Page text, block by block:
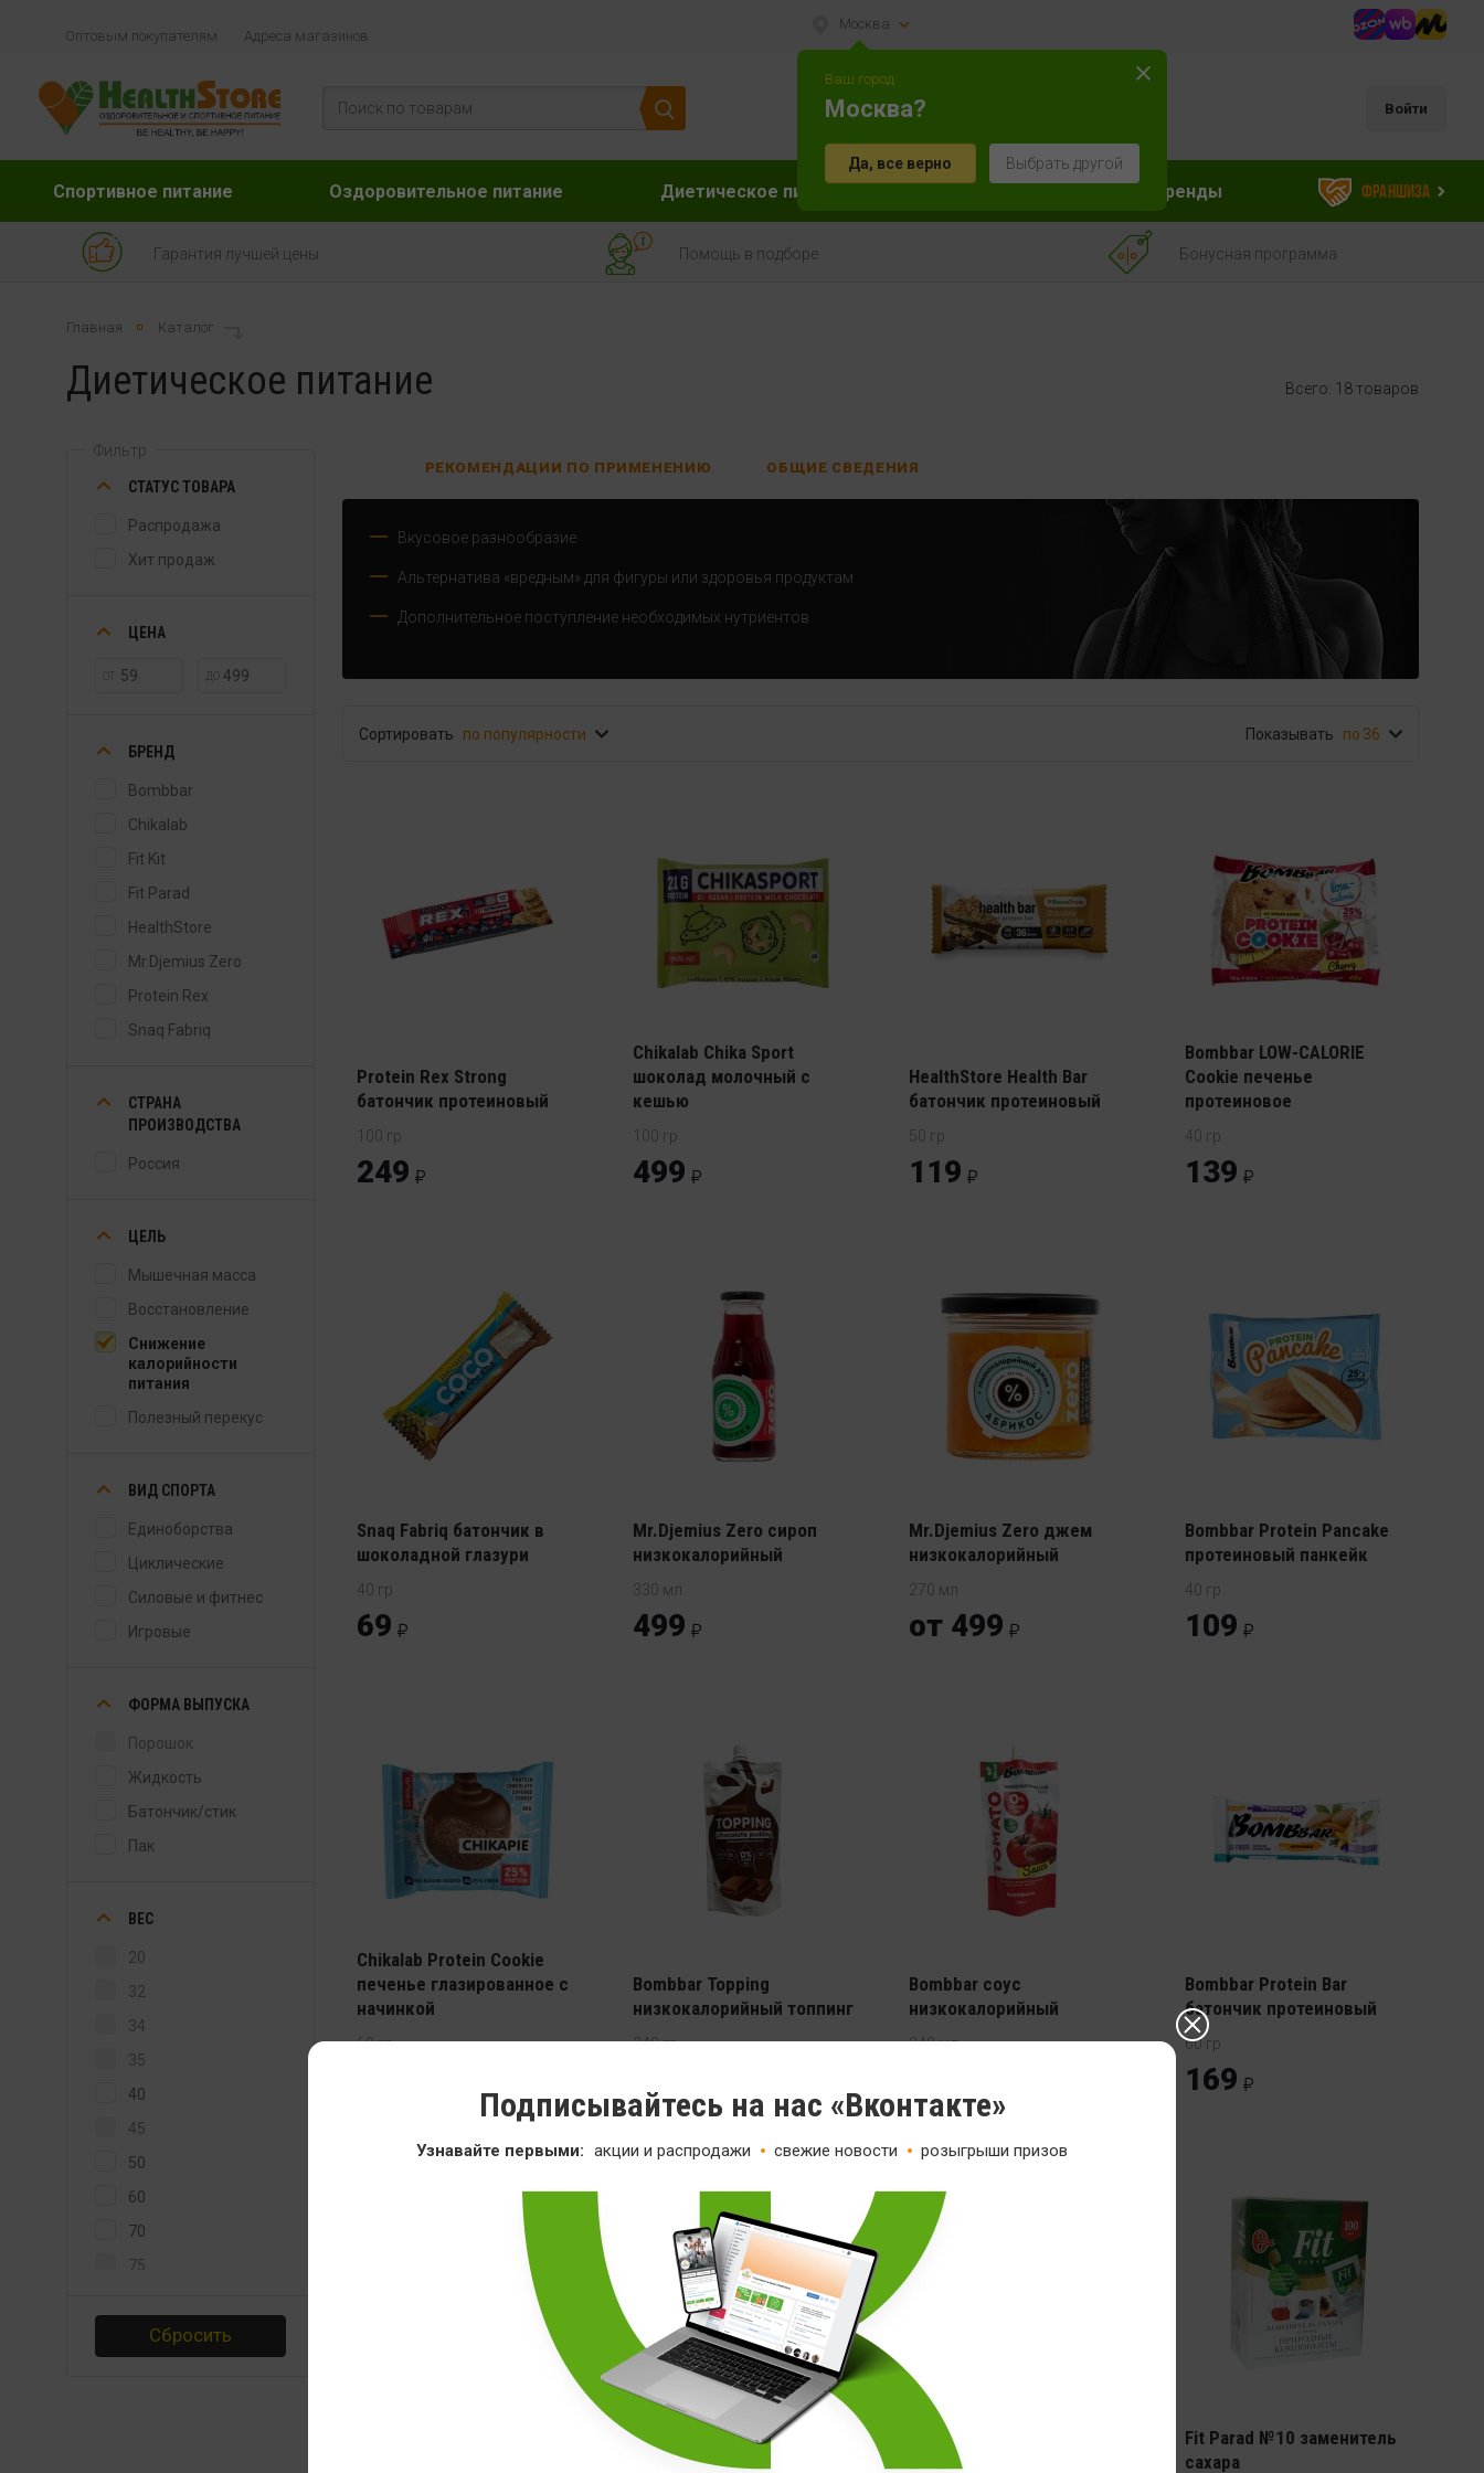
Оптовым покупателям Адреса магазинов
Москва
Войти
Спортивное питание Оздоровительное питание Диетическое питание Бренды Франшиза
Гарантия лучшей цены Помощь в подборе Бонусная программа
Главная Каталог
Диетическое питание Всего: 18 товаров
Фильтр
СТАТУС ТОВАРА
Распродажа
Хит продаж
ЦЕНА
ДО
БРЕНД
Bombbar
Chikalab
Fit Kit
Fit Parad
HealthStore
Mr.Djemius Zero
Protein Rex
Snaq Fabriq
СТРАНА
ПРОИЗВОДСТВА
Россия
ЦЕЛЬ
Мышечная масса
Восстановление
Снижение
калорийности
питания
Полезный перекус
ВИД СПОРТА
Единоборства
Циклические
Силовые и фитнес
Игровые
ФОРМА ВЫПУСКА
Порошок
Жидкость
Батончик/cтик
Пак
ВЕС
20
32
34
35
40
45
50
60
70
75
200Сбросить
РЕКОМЕНДАЦИИ ПО ПРИМЕНЕНИЮ ОБЩИЕ СВЕДЕНИЯ
Вкусовое разнообразие
Альтернатива «вредным» для фигуры или здоровья продуктам
Дополнительное поступление необходимых нутриентов
Сортировать по популярности Показывать 36
Protein Rex Strong
батончик протеиновый
100 гр
249
Chikalab Chika Sport
шоколад молочный с
кешью
100 гр
499
HealthStore Health Bar
батончик протеиновый
50 гр
119
Bombbar LOW-CALORIE
Cookie печенье
протеиновое
40 гр
139
Snaq Fabriq батончик в
шоколадной глазури
40 гр
69
Mr.Djemius Zero сироп
низкокалорийный
330 мл
499
Mr.Djemius Zero джем
низкокалорийный
270 мл
от 499
Bombbar Protein Pancake
протеиновый панкейк
40 гр
109
Chikalab Protein Cookie
печенье глазированное с
начинкой
60 гр
Bombbar Topping
низкокалорийный топпинг
240 гр
Bombbar соус
низкокалорийный
240 мл
Bombbar Protein Bar
батончик протеиновый
60 гр
169
Mr.Djemius Zero соус
низкокалорийный
Mr.Djemius Zero соус
майонезный
низкокалорийный с
оливками
Fit Parad №10 заменитель
сахара
Ваш город:
Москва?
Да, все верно Выбрать другой
Подписывайтесь на нас «Вконтакте»
Узнавайте первыми: акции и распродажи свежие новости розыгрыши призов